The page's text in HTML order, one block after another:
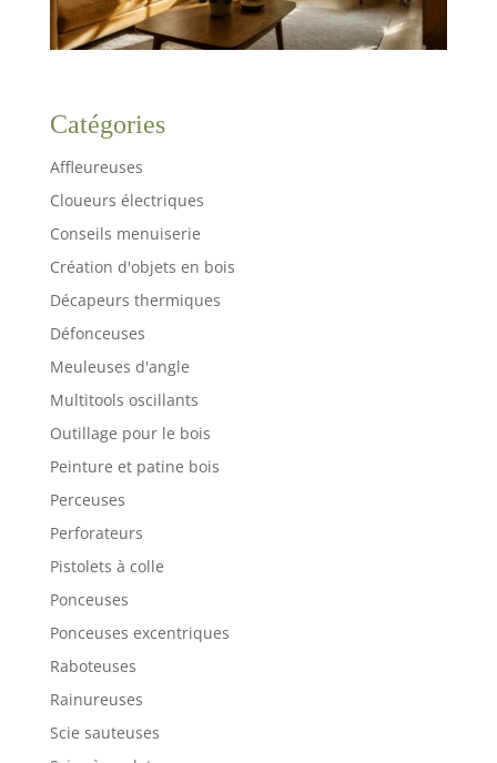
Catégories
Affleureuses
Cloueurs électriques
Conseils menuiserie
Création d'objets en bois
Décapeurs thermiques
Défonceuses
Meuleuses d'angle
Multitools oscillants
Outillage pour le bois
Peinture et patine bois
Perceuses
Perforateurs
Pistolets à colle
Ponceuses
Ponceuses excentriques
Raboteuses
Rainureuses
Scie sauteuses